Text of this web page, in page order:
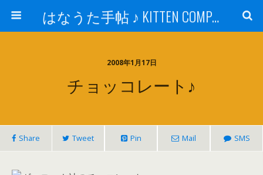
はなうた手帖 ♪ KITTEN COMPANY
2008年1月17日
チョッコレート♪
Share Tweet Pin Mail SMS